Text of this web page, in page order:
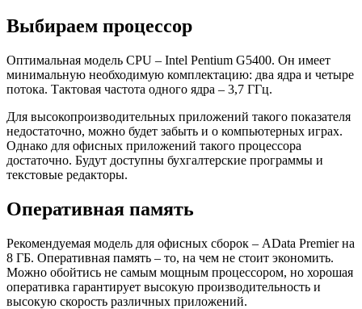
Выбираем процессор
Оптимальная модель CPU – Intel Pentium G5400. Он имеет
минимальную необходимую комплектацию: два ядра и четыре
потока. Тактовая частота одного ядра – 3,7 ГГц.
Для высокопроизводительных приложений такого показателя
недостаточно, можно будет забыть и о компьютерных играх.
Однако для офисных приложений такого процессора
достаточно. Будут доступны бухгалтерские программы и
текстовые редакторы.
Оперативная память
Рекомендуемая модель для офисных сборок – AData Premier на
8 ГБ. Оперативная память – то, на чем не стоит экономить.
Можно обойтись не самым мощным процессором, но хорошая
оперативка гарантирует высокую производительность и
высокую скорость различных приложений.